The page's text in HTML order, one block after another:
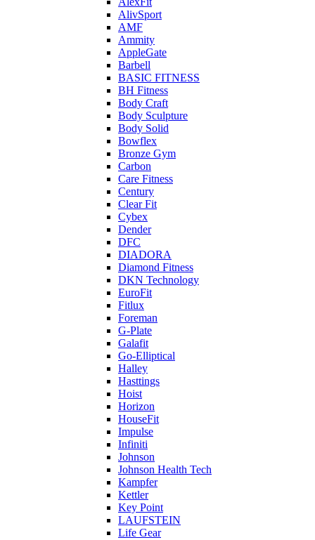
AlivSport
AMF
Ammity
AppleGate
Barbell
BASIC FITNESS
BH Fitness
Body Craft
Body Sculpture
Body Solid
Bowflex
Bronze Gym
Carbon
Care Fitness
Century
Clear Fit
Cybex
Dender
DFC
DIADORA
Diamond Fitness
DKN Technology
EuroFit
Fitlux
Foreman
G-Plate
Galafit
Go-Elliptical
Halley
Hasttings
Hoist
Horizon
HouseFit
Impulse
Infiniti
Johnson
Johnson Health Tech
Kampfer
Kettler
Key Point
LAUFSTEIN
Life Gear